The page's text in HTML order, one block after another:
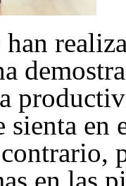
han
sienta